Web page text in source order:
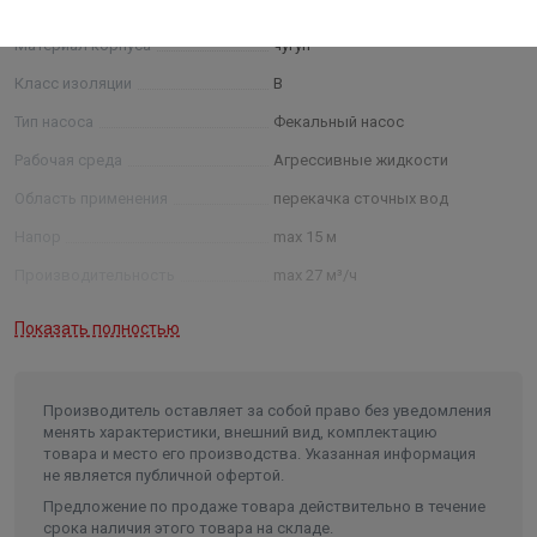
Материал корпуса чугун
Класс изоляции B
Тип насоса Фекальный насос
Рабочая среда Агрессивные жидкости
перекачка сточных вод
max 15 м
max 27 м³/ч
Температура жидкости до +40 °C
Свободный проход 20 мм
Максимальная глубина
погружения
15 м
Показать полностью
Производитель оставляет за собой право без уведомления
менять характеристики, внешний вид, комплектацию
товара и место его производства. Указанная информация
не является публичной офертой.
Предложение по продаже товара действительно в течение
срока наличия этого товара на складе.